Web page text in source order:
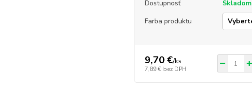
Dostupnosť
Skladom
Farba produktu
9,70 €/ks
7,89 € bez DPH